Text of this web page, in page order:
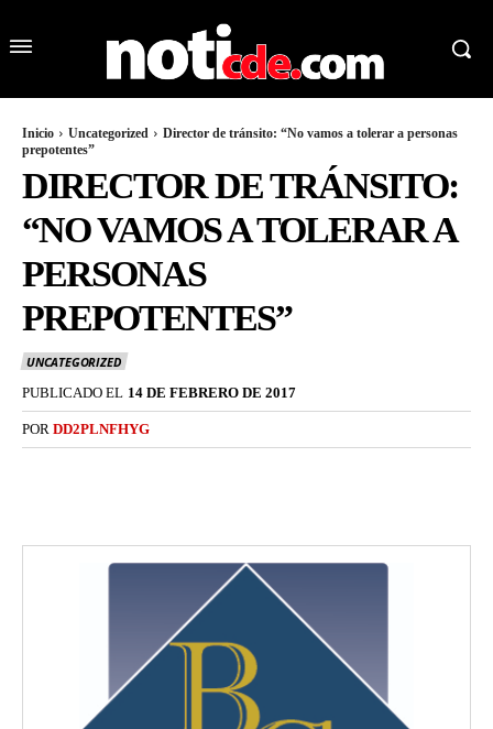
Inicio Uncategorized
Director de tránsito: “No vamos a tolerar a personas
prepotentes”
DIRECTOR DE TRÁNSITO:
“NO VAMOS A TOLERAR A
PERSONAS
PREPOTENTES”
UNCATEGORIZED
PUBLICADO EL 14 DE FEBRERO DE 2017
POR DD2PLNFHYG